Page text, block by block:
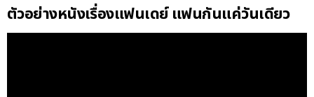
ตัวอย่างหนังเรื่องแฟนเดย์ แฟนกันแค่วันเดียว